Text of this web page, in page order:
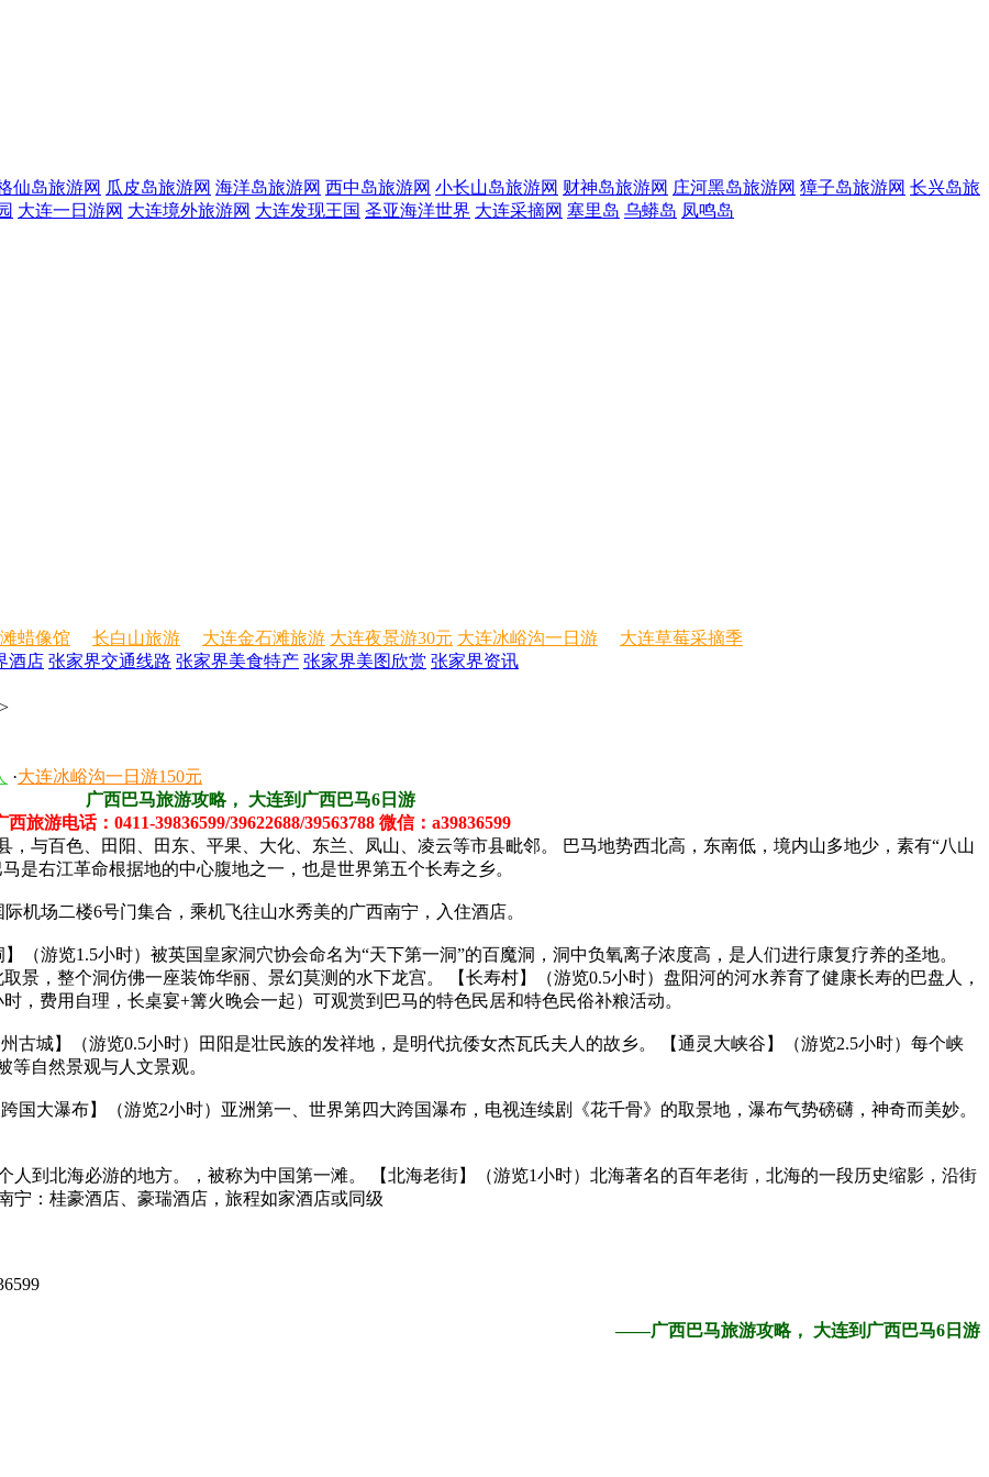
仙岛旅游网 瓜皮岛旅游网 海洋岛旅游网 西中岛旅游网 小长山岛旅游网 财神岛旅游网 庄河黑岛旅游网 獐子岛旅游网 长兴岛旅
大连一日游网 大连境外旅游网 大连发现王国 圣亚海洋世界 大连采摘网 塞里岛 乌蟒岛 凤鸣岛
蜡像馆 长白山旅游 大连金石滩旅游 大连夜景游30元 大连冰峪沟一日游
大连草莓采摘季
酒店 张家界交通线路 张家界美食特产 张家界美图欣赏 张家界资讯
>
·大连冰峪沟一日游150元
广西巴马旅游攻略， 大连到广西巴马6日游
西旅游电话：0411-39836599/39622688/39563788 微信：a39836599
与百色、田阳、田东、平果、大化、东兰、凤山、凌云等市县毗邻。 巴马地势西北高，东南低，境内山多地少，素有“八山
是右江革命根据地的中心腹地之一，也是世界第五个长寿之乡。
机场二楼6号门集合，乘机飞往山水秀美的广西南宁，入住酒店。
（游览1.5小时）被英国皇家洞穴协会命名为“天下第一洞”的百魔洞，洞中负氧离子浓度高，是人们进行康复疗养的圣地。
景，整个洞仿佛一座装饰华丽、景幻莫测的水下龙宫。 【长寿村】（游览0.5小时）盘阳河的河水养育了健康长寿的巴盘人，
，费用自理，长桌宴+篝火晚会一起）可观赏到巴马的特色民居和特色民俗补粮活动。
古城】（游览0.5小时）田阳是壮民族的发祥地，是明代抗倭女杰瓦氏夫人的故乡。 【通灵大峡谷】（游览2.5小时）每个峡
自然景观与人文景观。
国大瀑布】（游览2小时）亚洲第一、世界第四大跨国瀑布，电视连续剧《花千骨》的取景地，瀑布气势磅礴，神奇而美妙。
人到北海必游的地方。，被称为中国第一滩。 【北海老街】（游览1小时）北海著名的百年老街，北海的一段历史缩影，沿街
宁：桂豪酒店、豪瑞酒店，旅程如家酒店或同级
——广西巴马旅游攻略， 大连到广西巴马6日游